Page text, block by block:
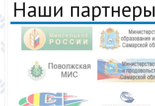
Наши партнеры